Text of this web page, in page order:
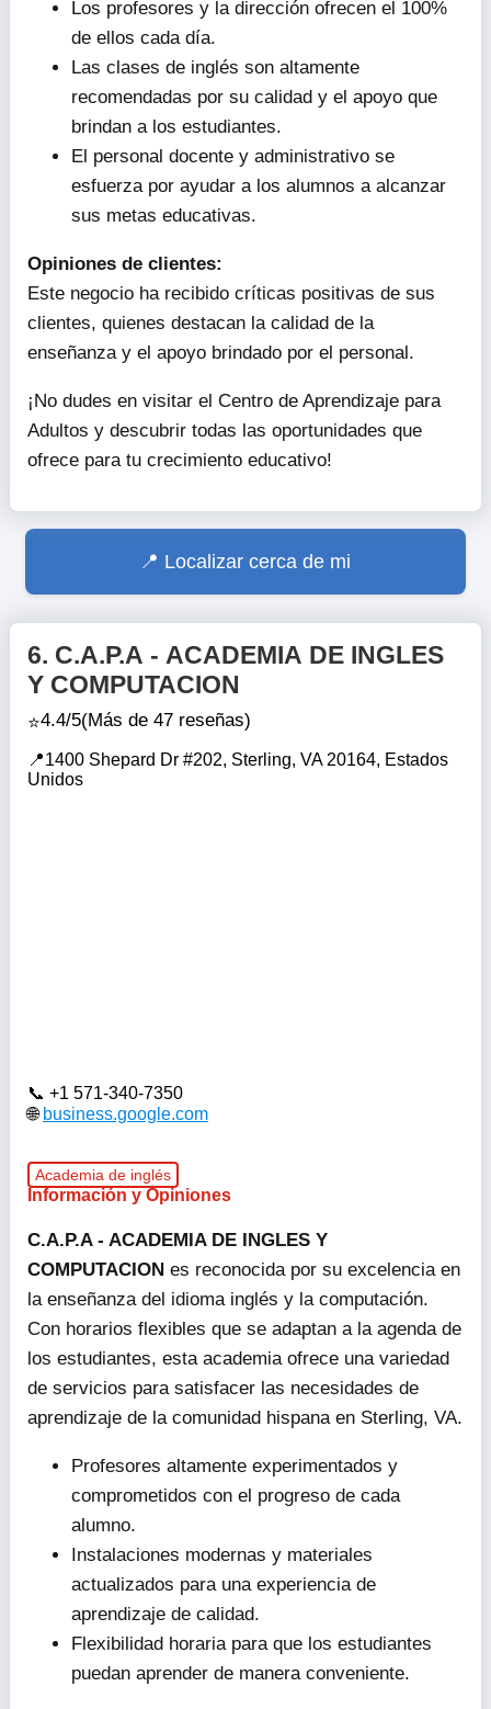
Los profesores y la dirección ofrecen el 100%
de ellos cada día.
Las clases de inglés son altamente
recomendadas por su calidad y el apoyo que
brindan a los estudiantes.
El personal docente y administrativo se
esfuerza por ayudar a los alumnos a alcanzar
sus metas educativas.
Opiniones de clientes:
Este negocio ha recibido críticas positivas de sus
clientes, quienes destacan la calidad de la
enseñanza y el apoyo brindado por el personal.
¡No dudes en visitar el Centro de Aprendizaje para
Adultos y descubrir todas las oportunidades que
ofrece para tu crecimiento educativo!
Localizar cerca de mi
+1 571-340-7350
business.google.com
6. C.A.P.A - ACADEMIA DE INGLES
Y COMPUTACION
4.4/5(Más de 47 reseñas)
1400 Shepard Dr #202, Sterling, VA 20164, Estados
Unidos
Academia de inglés
Información y Opiniones
C.A.P.A - ACADEMIA DE INGLES Y
COMPUTACION es reconocida por su excelencia en
la enseñanza del idioma inglés y la computación.
Con horarios flexibles que se adaptan a la agenda de
los estudiantes, esta academia ofrece una variedad
de servicios para satisfacer las necesidades de
aprendizaje de la comunidad hispana en Sterling, VA.
Profesores altamente experimentados y
comprometidos con el progreso de cada
alumno.
Instalaciones modernas y materiales
actualizados para una experiencia de
aprendizaje de calidad.
Flexibilidad horaria para que los estudiantes
puedan aprender de manera conveniente.